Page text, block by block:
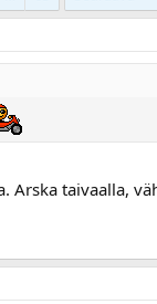
Arska taivaalla,